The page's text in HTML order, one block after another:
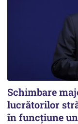
Schimbare
lucrătorilor
în funcțiune